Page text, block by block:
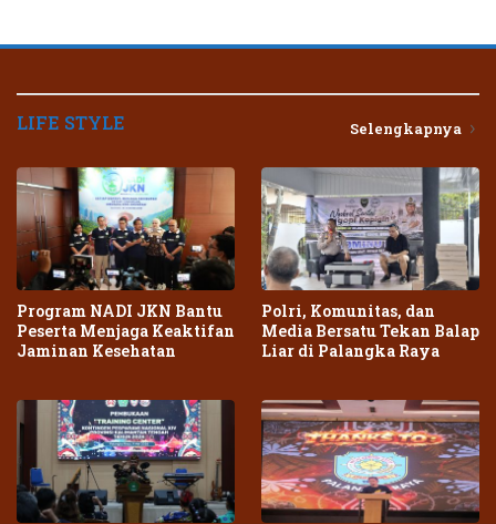
LIFE STYLE Selengkapnya
Program NADI JKN Bantu
Peserta Menjaga Keaktifan
Jaminan Kesehatan
Polri, Komunitas, dan
Media Bersatu Tekan Balap
Liar di Palangka Raya